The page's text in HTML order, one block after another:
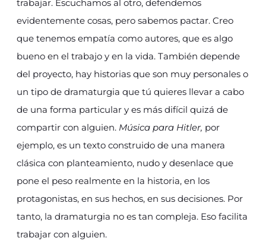
trabajar. Escuchamos al otro, defendemos
evidentemente cosas, pero sabemos pactar. Creo
que tenemos empatía como autores, que es algo
bueno en el trabajo y en la vida. También depende
del proyecto, hay historias que son muy personales o
un tipo de dramaturgia que tú quieres llevar a cabo
de una forma particular y es más difícil quizá de
compartir con alguien. Música para Hitler, por
ejemplo, es un texto construido de una manera
clásica con planteamiento, nudo y desenlace que
pone el peso realmente en la historia, en los
protagonistas, en sus hechos, en sus decisiones. Por
tanto, la dramaturgia no es tan compleja. Eso facilita
trabajar con alguien.